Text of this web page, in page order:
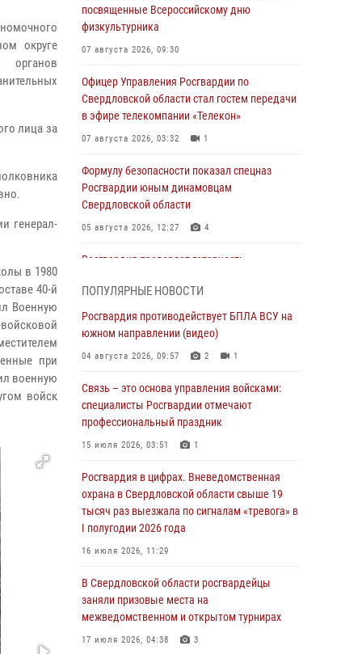
округе
органов
лица за
генерал-
в 1980
40-й
Военную
при
военную
войск
посвященные Всероссийскому дню
физкультурника
07 августа 2026, 09:30
Офицер Управления Росгвардии по
Свердловской области стал гостем передачи
в эфире телекомпании «Телекон»
07 августа 2026, 03:32 1
Формулу безопасности показал спецназ
Росгвардии юным динамовцам
Свердловской области
05 августа 2026, 12:27 4
Росгвардия проверяет готовность
учебному году
05 августа 2026, 05:44 10
Росгвардия противодействует БПЛА ВСУ на
04 августа 2026, 09:57 2 1
Росгвардия приняла участие в обеспечении
безопасности Дня города в Екатеринбурге
Росгвардия приняла участие в
межведомственном антитеррористическом
учении в Свердловской области
31 июля 2026, 12:27
Росгвардия обеспечивает безопасность
граждан на южном направлении
31 июля 2026, 06:56 1
ПОПУЛЯРНЫЕ НОВОСТИ
Росгвардия противодействует БПЛА ВСУ на
южном направлении (видео)
04 августа 2026, 09:57 2 1
Связь – это основа управления войсками:
специалисты Росгвардии отмечают
профессиональный праздник
15 июля 2026, 03:51 1
Росгвардия в цифрах. Вневедомственная
охрана в Свердловской области свыше 19
тысяч раз выезжала по сигналам «тревога» в
I полугодии 2026 года
16 июля 2026, 11:29
В Свердловской области росгвардейцы
заняли призовые места на
межведомственном и открытом турнирах
17 июля 2026, 04:38 3